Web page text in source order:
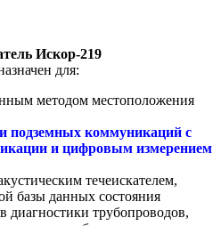
Искор-219
для:
методом местоположения
подземных коммуникаций с
и цифровым измерением
течеискателем,
базы данных состояния
диагностики трубопроводов,